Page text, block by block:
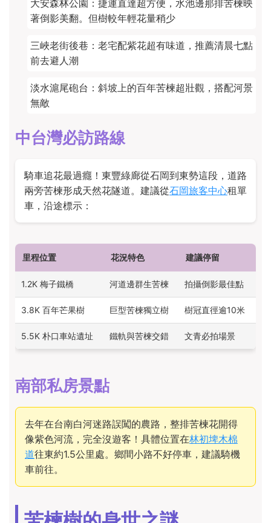
大安森林公園 ：捷運直達超方便，水池邊那排苦楝映
著倒影美翻。但樹較年輕花量稍少
三峽老街後巷 ：老宅配紫花超有味道，推薦清晨七點
前去避人潮
淡水滬尾砲台 ：斜坡上的百年苦楝超壯觀，搭配河景
無敵
中台灣必訪路線
騎車追花最過癮！東豐綠廊從石岡到東勢這段，道路
兩旁苦楝形成天然花隧道。建議從石岡旅客中心租單
車，沿途標示：
里程位置 花況特色 建議停留
1.2K 梅子鐵橋 河道邊群生苦楝 拍攝倒影最佳點
3.8K 百年芒果樹 巨型苦楝獨立樹 樹冠直徑逾10米
5.5K 朴口車站遺址 鐵軌與苦楝交錯 文青必拍場景
南部私房景點
去年在台南白河迷路誤闖的農路，整排苦楝花開得
像紫色河流，完全沒遊客！具體位置在林初埤木棉
道往東約1.5公里處。鄉間小路不好停車，建議騎機
車前往。